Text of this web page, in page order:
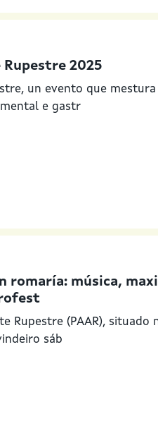
2025
un evento que mestura
e gastr
romaría: música,
Rupestre (PAAR), situado
sáb